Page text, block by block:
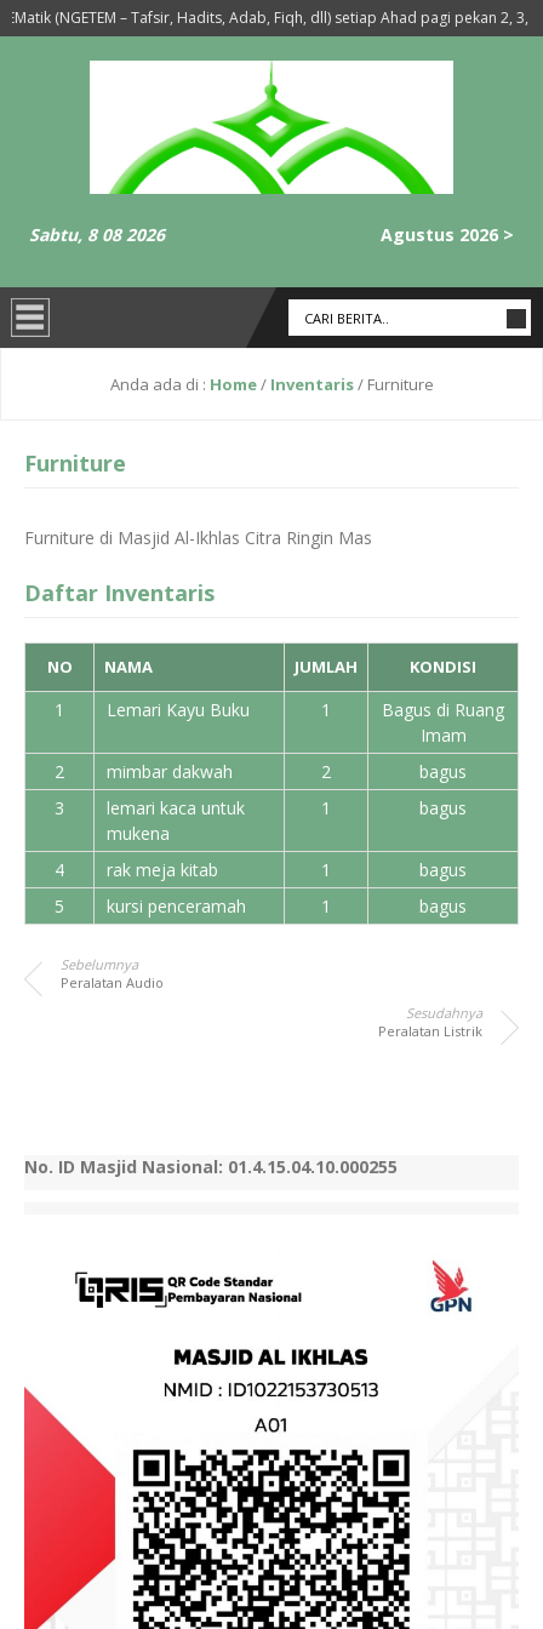
(NGETEM – Tafsir, Hadits, Adab, Fiqh, dll) setiap Ahad pagi pekan 2, 3,
Sabtu, 8 08 2026 Agustus 2026 >
Anda ada di : Home/ Inventaris/ Furniture
Furniture
Furniture di Masjid Al-Ikhlas Citra Ringin Mas
Daftar Inventaris
NO NAMA JUMLAH KONDISI
1 Lemari Kayu Buku 1
Bagus di Ruang
Imam
2
mimbar dakwah 2
bagus
3
lemari kaca untuk
mukena
1 bagus
4 rak meja kitab 1
bagus
5
kursi penceramah 1 bagus
Sebelumnya
Peralatan Audio
Sesudahnya
Peralatan Listrik
No. ID Masjid Nasional: 01.4.15.04.10.000255